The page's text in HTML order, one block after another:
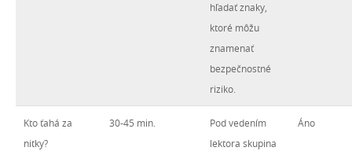
hľadať znaky,
ktoré môžu
znamenať
bezpečnostné
riziko.
Kto ťahá za
nitky?
30-45 min.
Pod vedením
lektora skupina
Áno